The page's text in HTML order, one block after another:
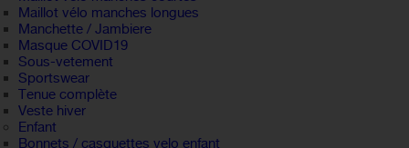
Maillot vélo manches longues
Manchette / Jambiere
Masque COVID19
Sous-vetement
Sportswear
Tenue complète
Veste hiver
Enfant
Bonnets / casquettes velo enfant